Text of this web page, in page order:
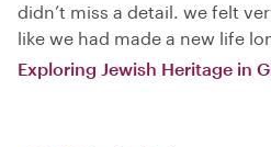
didn’t miss a detail. we felt
like we had made a new life
Exploring Jewish Heritage in